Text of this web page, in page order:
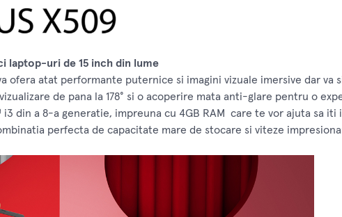
laptop-uri de 15 inch din lume
ofera atat performante puternice si imagini vizuale imersive dar va
de pana la 178° si o acoperire mata anti-glare pentru o
din a 8-a generatie, impreuna cu 4GB RAM care te vor ajuta sa iti
perfecta de capacitate mare de stocare si viteze